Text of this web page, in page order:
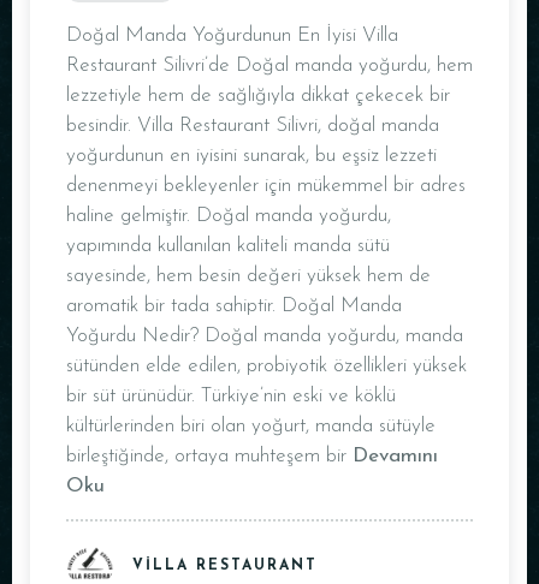
Doğal Manda Yoğurdunun En İyisi Villa
Restaurant Silivri’de Doğal manda yoğurdu, hem
lezzetiyle hem de sağlığıyla dikkat çekecek bir
besindir. Villa Restaurant Silivri, doğal manda
yoğurdunun en iyisini sunarak, bu eşsiz lezzeti
denenmeyi bekleyenler için mükemmel bir adres
haline gelmiştir. Doğal manda yoğurdu,
yapımında kullanılan kaliteli manda sütü
sayesinde, hem besin değeri yüksek hem de
aromatik bir tada sahiptir. Doğal Manda
Yoğurdu Nedir? Doğal manda yoğurdu, manda
sütünden elde edilen, probiyotik özellikleri yüksek
bir süt ürünüdür. Türkiye’nin eski ve köklü
kültürlerinden biri olan yoğurt, manda sütüyle
birleştiğinde, ortaya muhteşem bir Devamını
Oku
VILLA RESTAURANT
Masa Rezervasyonu